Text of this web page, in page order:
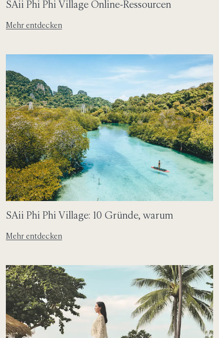
SAii Phi Phi Village Online-Ressourcen
Mehr entdecken
SAii Phi Phi Village: 10 Gründe, warum
Mehr entdecken